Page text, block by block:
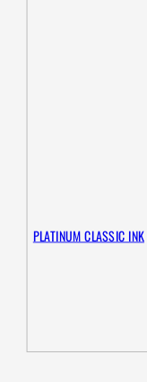
PLATINUM CLASSIC INK